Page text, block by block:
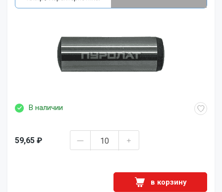
В наличии
59,65 ₽
в корзину